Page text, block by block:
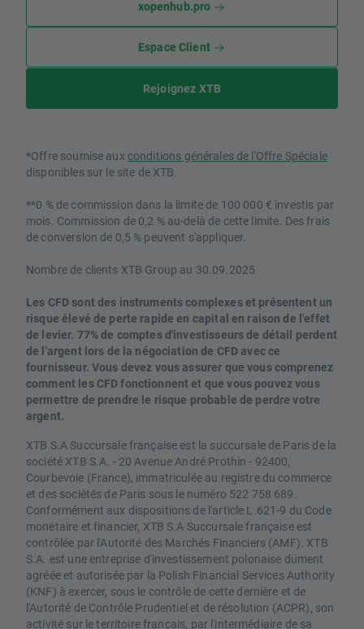
xopenhub.pro
Espace Client
Rejoignez XTB
*Offre soumise aux conditions générales de l'Offre Spéciale
disponibles sur le site de XTB.
**0 % de commission dans la limite de 100 000 € investis par
mois. Commission de 0,2 % au-delà de cette limite. Des frais
de conversion de 0,5 % peuvent s'appliquer.
Nombre de clients XTB Group au 30.09.2025
Les CFD sont des instruments complexes et présentent un
risque élevé de perte rapide en capital en raison de l'effet
de levier. 77% de comptes d'investisseurs de détail perdent
de l'argent lors de la négociation de CFD avec ce
fournisseur. Vous devez vous assurer que vous comprenez
comment les CFD fonctionnent et que vous pouvez vous
permettre de prendre le risque probable de perdre votre
argent.
XTB S.A Succursale française est la succursale de Paris de la
société XTB S.A. - 20 Avenue André Prothin - 92400,
Courbevoie (France), immatriculée au registre du commerce
et des sociétés de Paris sous le numéro 522 758 689.
Conformément aux dispositions de l'article L.621-9 du Code
monétaire et financier, XTB S.A Succursale française est
contrôlée par l'Autorité des Marchés Financiers (AMF). XTB
S.A. est une entreprise d'investissement polonaise dument
agréée et autorisée par la Polish Financial Services Authority
(KNF) à exercer, sous le contrôle de cette dernière et de
l'Autorité de Contrôle Prudentiel et de résolution (ACPR), son
activité sur le territoire français, par l'intermédiaire de sa